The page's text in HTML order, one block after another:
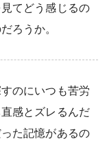
てどう感じるの
ろうか。
のにいつも苦労
感とズレるんだ
た記憶があるの